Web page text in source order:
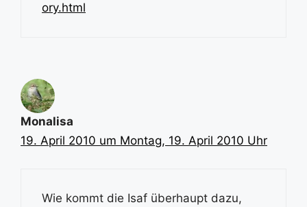
ory.html
Monalisa
19. April 2010 um Montag, 19. April 2010 Uhr
Wie kommt die Isaf überhaupt dazu,